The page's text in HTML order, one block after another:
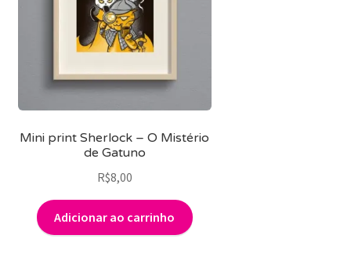
Mini print Sherlock – O Mistério
de Gatuno
R$8,00
Adicionar ao carrinho